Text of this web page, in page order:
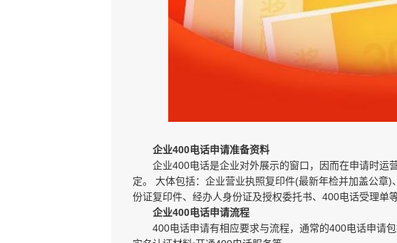
企业400电话申请准备资料
企业400电话是企业对外展示的窗口，因而在申请时运
定。 大体包括：企业营业执照复印件(最新年检并加盖公章
份证复印件、经办人身份证及授权委托书、400电话受理单等
企业400电话申请流程
400电话申请有相应要求与流程，通常的400电话申请包